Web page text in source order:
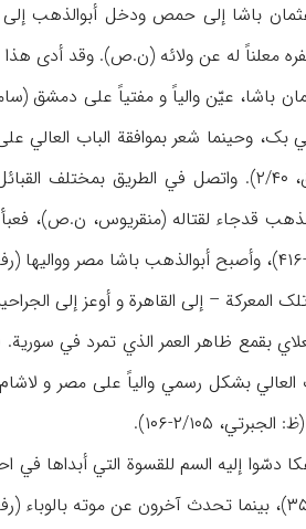
۳۹)، فهرب عثمان باشا إلی حمص ودخل
معلناً له عن ولائه (ن.ص). وقد أدی
باشا، عیّن والیاً و مفتیاً علی دمشق
وحینما شعر بموافقة الباب العالي
بک (عمّون، ۱۸۹؛ الشدیاق، ۲/۴۰). واتصل
المعرکة – إلی القاهرة و أوعز إلی
العلاي بقمع ظاهر العمر الذي تمرد
۲/۱۰۵-۱۰۶).